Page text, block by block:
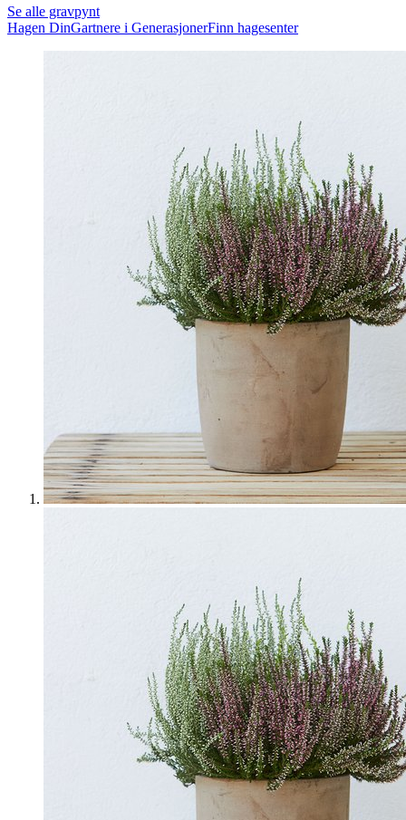
Se alle gravpynt
Hagen DinGartnere i GenerasjonerFinn hagesenter